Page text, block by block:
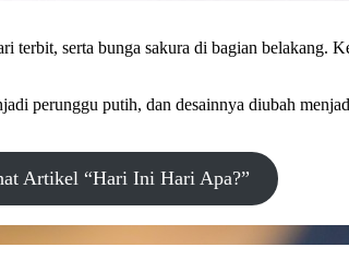
terbit, serta bunga sakura di bagian belakang.
perunggu putih, dan desainnya diubah
Artikel “Hari Ini Hari Apa?”